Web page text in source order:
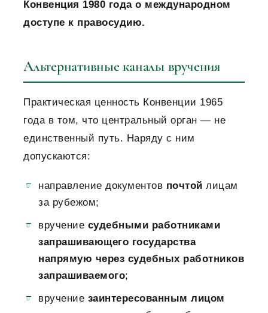
Конвенция 1980 года о международном
доступе к правосудию.
Альтернативные каналы вручения
Практическая ценность Конвенции 1965
года в том, что центральный орган — не
единственный путь. Наряду с ним
допускаются:
направление документов почтой лицам
за рубежом;
вручение судебными работниками
запрашивающего государства
напрямую через судебных работников
запрашиваемого;
вручение заинтересованным лицом